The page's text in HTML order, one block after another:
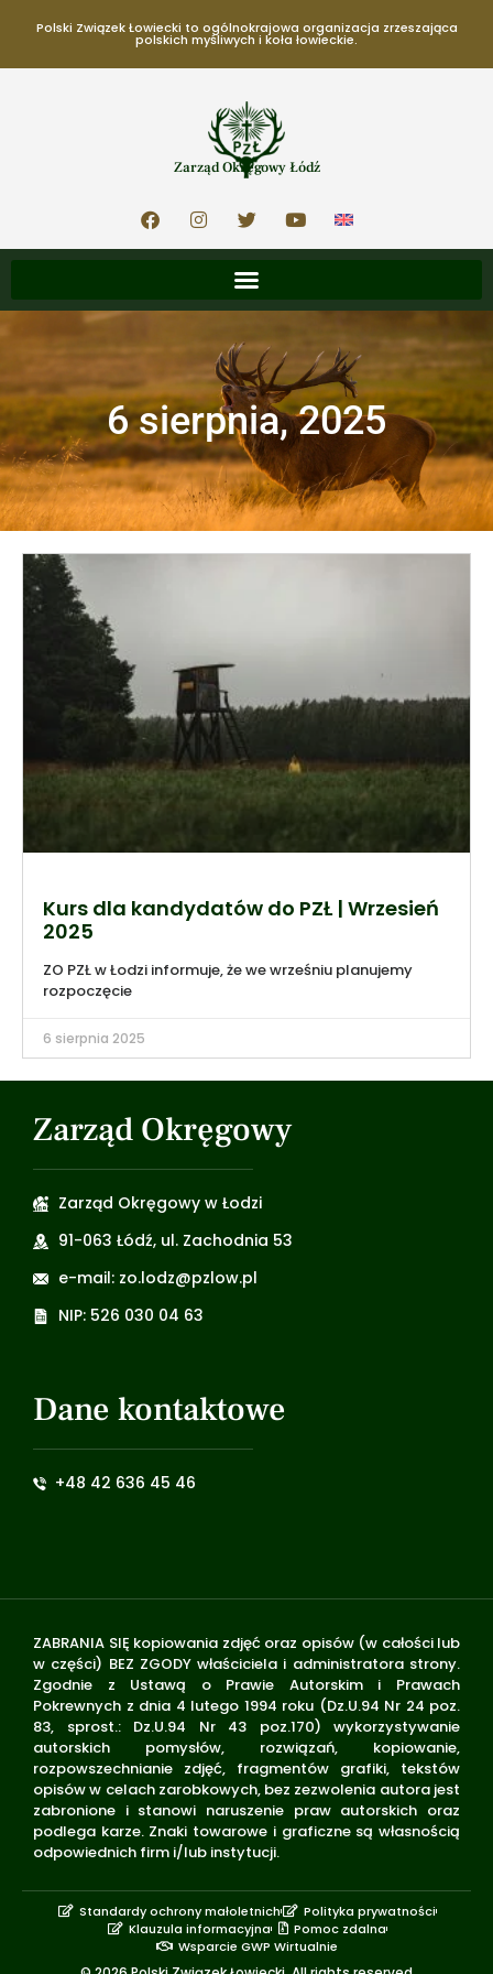
Polski Związek Łowiecki to ogólnokrajowa organizacja zrzeszająca
polskich myśliwych i koła łowieckie.
Zarząd Okręgowy Łódź
6 sierpnia, 2025
Kurs dla kandydatów do PZŁ | Wrzesień
2025
ZO PZŁ w Łodzi informuje, że we wrześniu planujemy
rozpoczęcie
6 sierpnia 2025
Zarząd Okręgowy
Zarząd Okręgowy w Łodzi
91-063 Łódź, ul. Zachodnia 53
e-mail: zo.lodz@pzlow.pl
NIP: 526 030 04 63
Dane kontaktowe
+48 42 636 45 46
ZABRANIA SIĘ kopiowania zdjęć oraz opisów (w całości lub
w części) BEZ ZGODY właściciela i administratora strony.
Zgodnie z Ustawą o Prawie Autorskim i Prawach
Pokrewnych z dnia 4 lutego 1994 roku (Dz.U.94 Nr 24 poz.
83, sprost.: Dz.U.94 Nr 43 poz.170) wykorzystywanie
autorskich pomysłów, rozwiązań, kopiowanie,
rozpowszechnianie zdjęć, fragmentów grafiki, tekstów
opisów w celach zarobkowych, bez zezwolenia autora jest
zabronione i stanowi naruszenie praw autorskich oraz
podlega karze. Znaki towarowe i graficzne są własnością
odpowiednich firm i/lub instytucji.
Standardy ochrony małoletnich
Polityka prywatności
Klauzula informacyjna
Pomoc zdalna
Wsparcie GWP Wirtualnie